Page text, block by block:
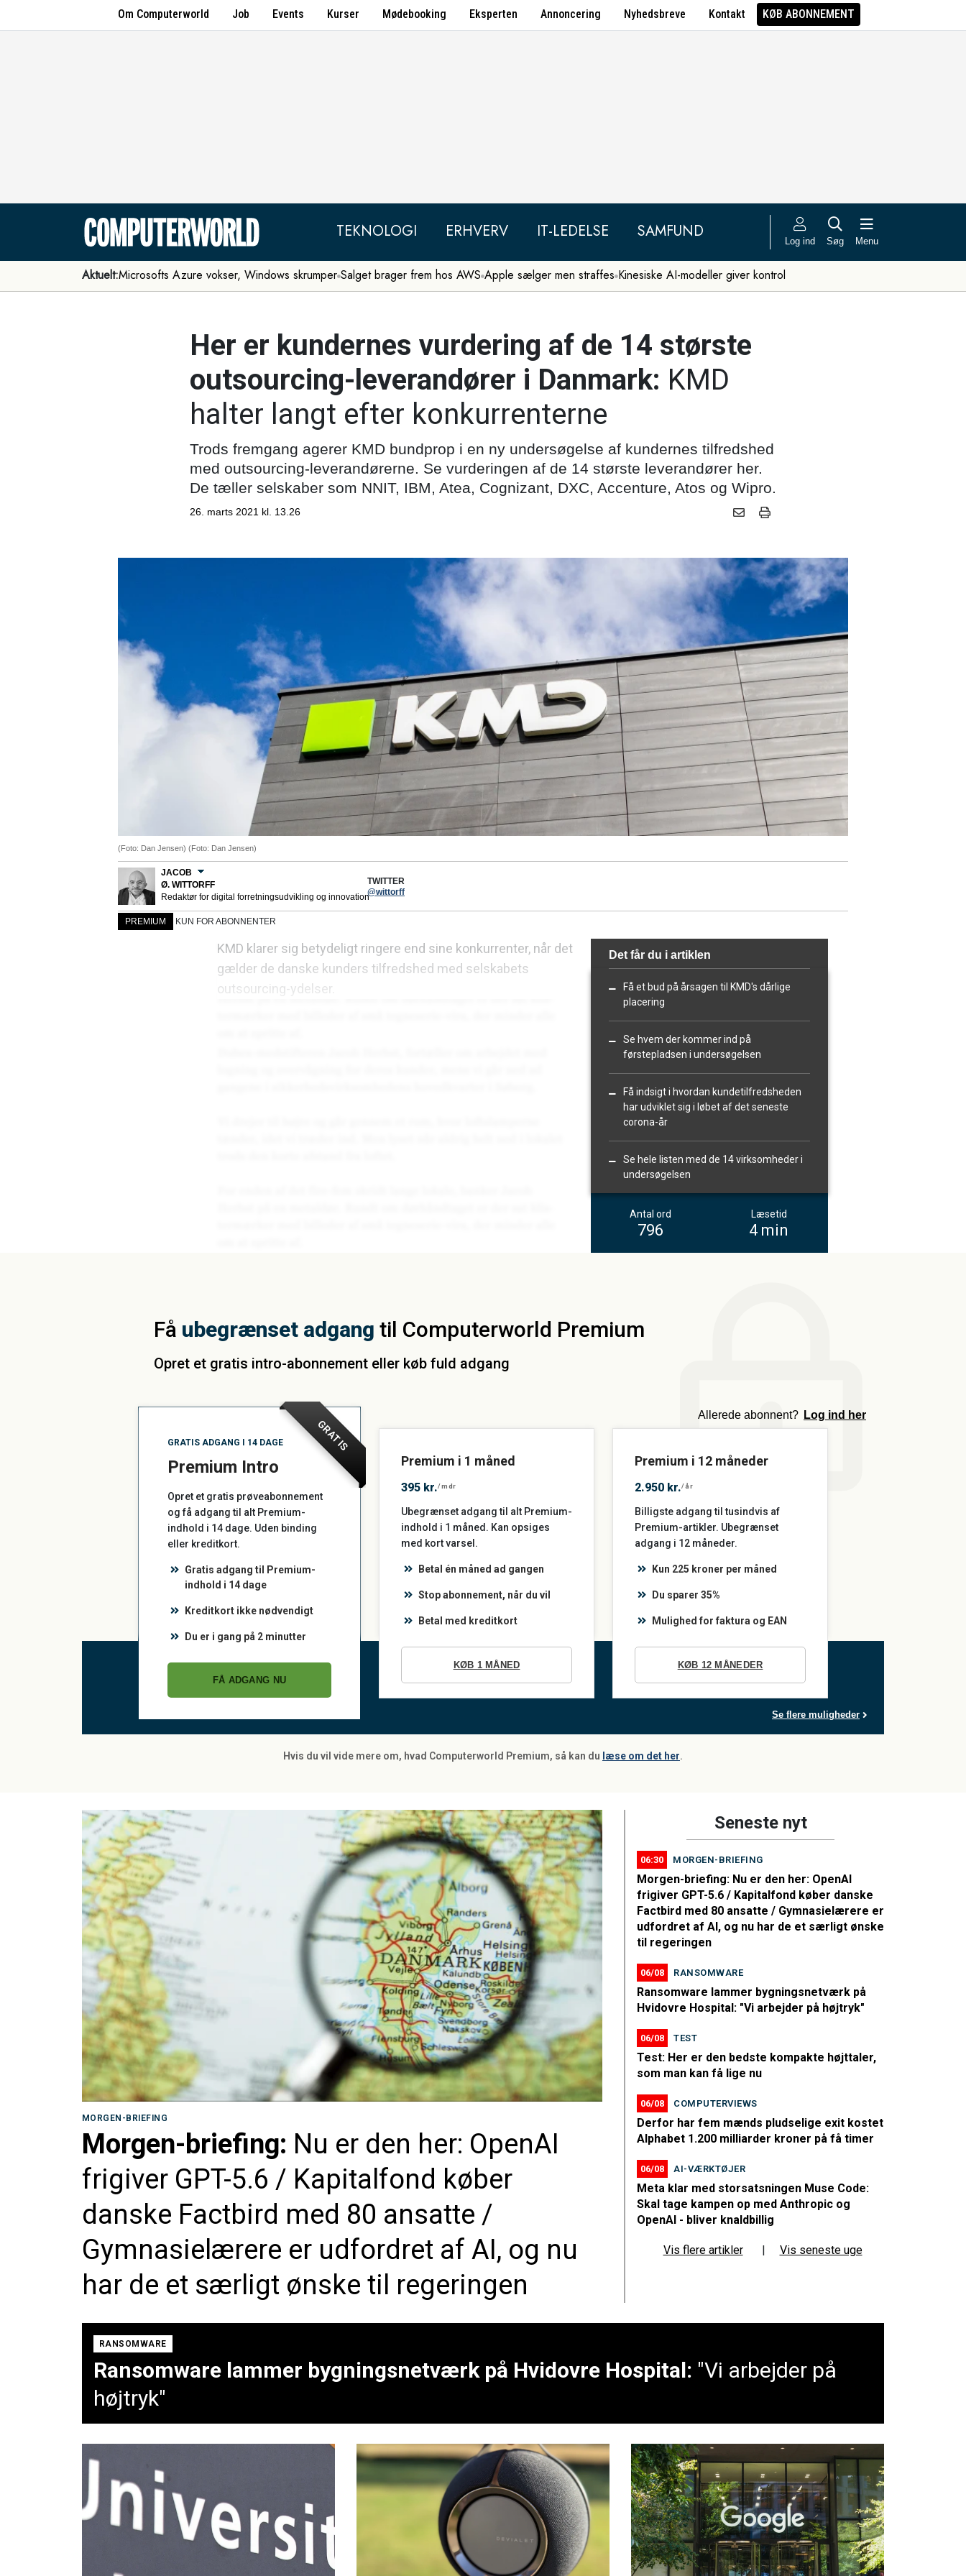
Om Computerworld Job Events Kurser Mødebooking Eksperten Annoncering Nyhedsbreve Kontakt KØB ABONNEMENT
TEKNOLOGI ERHVERV IT-LEDELSE SAMFUND Log ind Søg Menu
Aktuelt:Microsofts Azure vokser, Windows skrumper Salget brager frem hos AWS Apple sælger men straffes Kinesiske AI-modeller giver kontrol
Her er kundernes vurdering af de 14 største
outsourcing-leverandører i Danmark: KMD
halter langt efter konkurrenterne
Trods fremgang agerer KMD bundprop i en ny undersøgelse af kundernes tilfredshed
med outsourcing-leverandørerne. Se vurderingen af de 14 største leverandører her.
De tæller selskaber som NNIT, IBM, Atea, Cognizant, DXC, Accenture, Atos og Wipro.
26. marts 2021 kl. 13.26
(Foto: Dan Jensen) (Foto: Dan Jensen)
JACOB
Ø. WITTORFF
Redaktør for digital forretningsudvikling og innovation
TWITTER
@wittorff
PREMIUM KUN FOR ABONNENTER
Det får du i artiklen
Få et bud på årsagen til KMD's dårlige
placering
Se hvem der kommer ind på
førstepladsen i undersøgelsen
Få indsigt i hvordan kundetilfredsheden
har udviklet sig i løbet af det seneste
corona-år
Se hele listen med de 14 virksomheder i
undersøgelsen
Antal ord
796
Læsetid
4 min
KMD klarer sig betydeligt ringere end sine konkurrenter, når det
gælder de danske kunders tilfredshed med selskabets
outsourcing-ydelser.
Få ubegrænset adgang til Computerworld Premium
Opret et gratis intro-abonnement eller køb fuld adgang
Allerede abonnent? Log ind her
GRATIS
GRATIS ADGANG I 14 DAGE
Premium Intro
Opret et gratis prøveabonnement
og få adgang til alt Premium-
indhold i 14 dage. Uden binding
eller kreditkort.
Gratis adgang til Premium-
indhold i 14 dage
Kreditkort ikke nødvendigt
Du er i gang på 2 minutter
FÅ ADGANG NU
Premium i 1 måned
395 kr./mdr
Ubegrænset adgang til alt Premium-
indhold i 1 måned. Kan opsiges
med kort varsel.
Betal én måned ad gangen
Stop abonnement, når du vil
Betal med kreditkort
KØB 1 MÅNED
Premium i 12 måneder
2.950 kr./år
Billigste adgang til tusindvis af
Premium-artikler. Ubegrænset
adgang i 12 måneder.
Kun 225 kroner per måned
Du sparer 35%
Mulighed for faktura og EAN
KØB 12 MÅNEDER
Se flere muligheder
Hvis du vil vide mere om, hvad Computerworld Premium, så kan du læse om det her.
MORGEN-BRIEFING
Morgen-briefing: Nu er den her: OpenAI
frigiver GPT-5.6 / Kapitalfond køber
danske Factbird med 80 ansatte /
Gymnasielærere er udfordret af AI, og nu
har de et særligt ønske til regeringen
Seneste nyt
06:30 MORGEN-BRIEFING
Morgen-briefing: Nu er den her: OpenAI
frigiver GPT-5.6 / Kapitalfond køber danske
Factbird med 80 ansatte / Gymnasielærere er
udfordret af AI, og nu har de et særligt ønske
til regeringen
06/08 RANSOMWARE
Ransomware lammer bygningsnetværk på
Hvidovre Hospital: "Vi arbejder på højtryk"
06/08 TEST
Test: Her er den bedste kompakte højttaler,
som man kan få lige nu
06/08 COMPUTERVIEWS
Derfor har fem mænds pludselige exit kostet
Alphabet 1.200 milliarder kroner på få timer
06/08 AI-VÆRKTØJER
Meta klar med storsatsningen Muse Code:
Skal tage kampen op med Anthropic og
OpenAI - bliver knaldbillig
Vis flere artikler | Vis seneste uge
RANSOMWARE
Ransomware lammer bygningsnetværk på Hvidovre Hospital: "Vi arbejder på
højtryk"